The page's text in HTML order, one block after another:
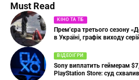
Must Read
КІНО ТА ТБ
Прем’єра третього сезону
в Україні, графік виходу
ВІДЕОІГРИ
Sony виплатить геймерам
PlayStation Store: суд